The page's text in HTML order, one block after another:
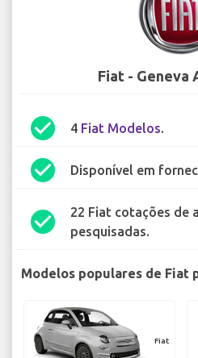
Fiat - Geneva
check_circle 4 Fiat Modelos.
check_circle Disponível em
check_circle
22 Fiat cotações de
pesquisadas.
Modelos populares de Fiat
Fiat